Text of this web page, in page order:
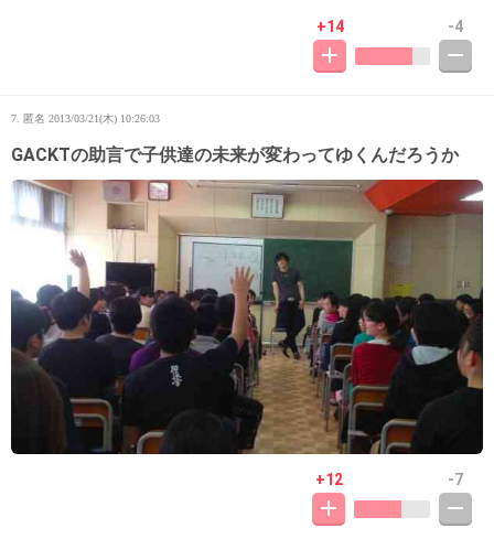
+14 -4
7. 匿名 2013/03/21(木) 10:26:03
GACKTの助言で子供達の未来が変わってゆくんだろうか
+12 -7